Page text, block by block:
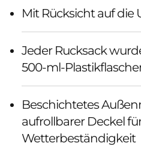
Mit Rücksicht auf
Jeder Rucksack
500-ml-
Beschichtetes
aufrollbarer Deckel
Wetterbeständigkeit